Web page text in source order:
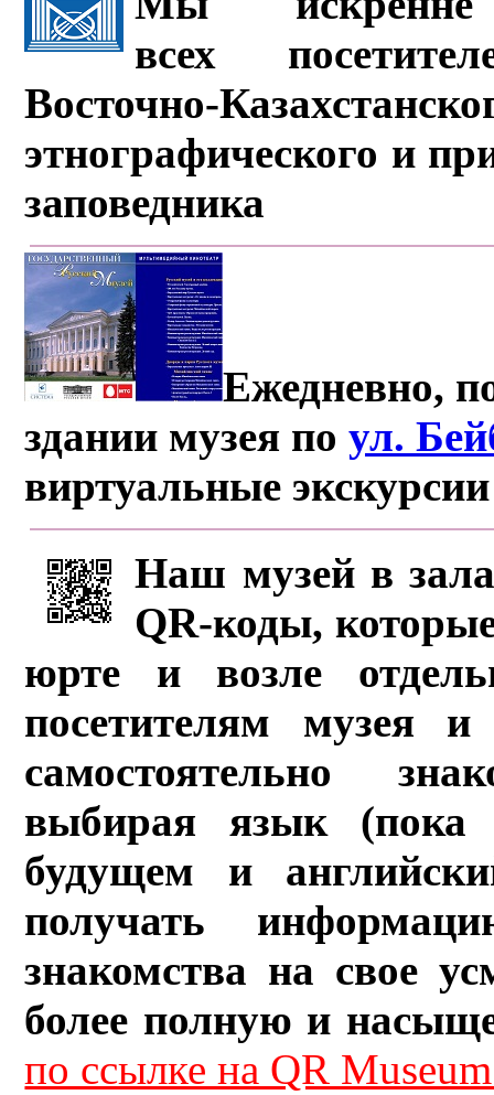
всех
Восточно-
этнографического и
заповедника
Ежедневно,
здании музея поул.
виртуальные
Наш музей в
QR-коды,
юрте и возле
посетителям музея и
самостоятельно
выбирая язык (пока
будущем и
получать
знакомства на свое
более полную и
по ссылке на QR